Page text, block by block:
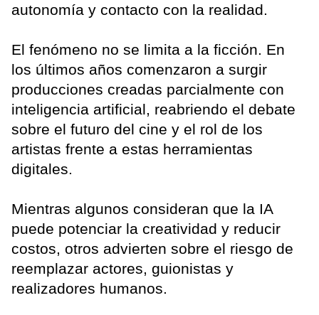
autonomía y contacto con la realidad.
El fenómeno no se limita a la ficción. En
los últimos años comenzaron a surgir
producciones creadas parcialmente con
inteligencia artificial, reabriendo el debate
sobre el futuro del cine y el rol de los
artistas frente a estas herramientas
digitales.
Mientras algunos consideran que la IA
puede potenciar la creatividad y reducir
costos, otros advierten sobre el riesgo de
reemplazar actores, guionistas y
realizadores humanos.